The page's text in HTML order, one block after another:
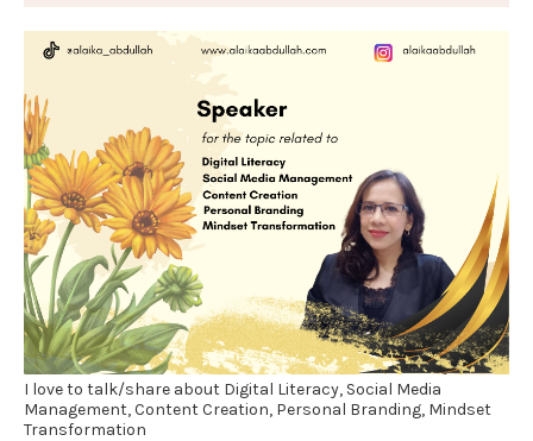
I love to talk/share about Digital Literacy, Social Media
Management, Content Creation, Personal Branding, Mindset
Transformation